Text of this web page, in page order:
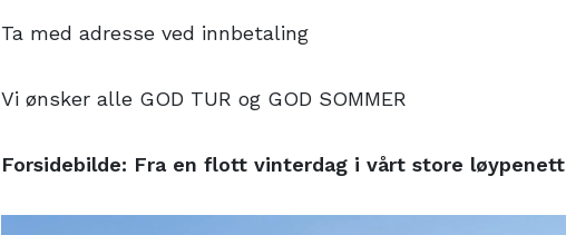
Ta med adresse ved innbetaling
Vi ønsker alle GOD TUR og GOD SOMMER
Forsidebilde: Fra en flott vinterdag i vårt store løypenett